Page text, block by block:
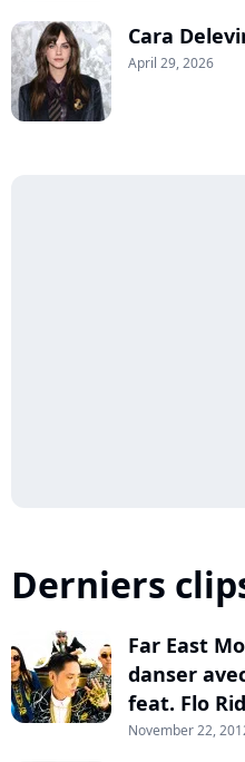
Cara
April 29, 2026
Derniers
player2
Far East
danser
feat. Flo
November 22,